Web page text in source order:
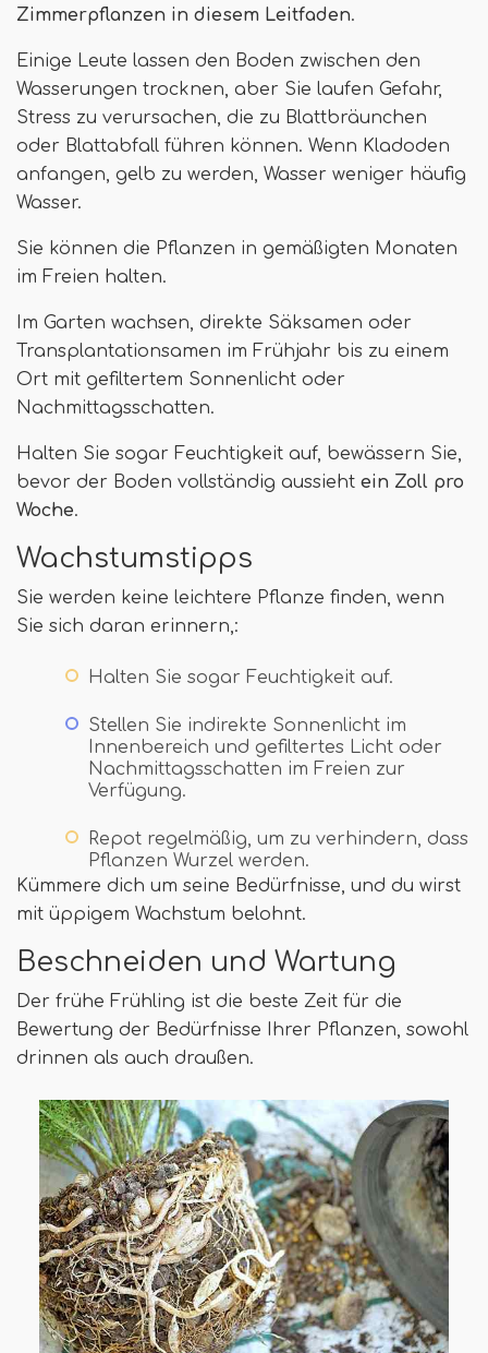
Zimmerpflanzen in diesem Leitfaden.
Einige Leute lassen den Boden zwischen den
Wasserungen trocknen, aber Sie laufen Gefahr,
Stress zu verursachen, die zu Blattbräunchen
oder Blattabfall führen können. Wenn Kladoden
anfangen, gelb zu werden, Wasser weniger häufig
Wasser.
Sie können die Pflanzen in gemäßigten Monaten
im Freien halten.
Im Garten wachsen, direkte Säksamen oder
Transplantationsamen im Frühjahr bis zu einem
Ort mit gefiltertem Sonnenlicht oder
Nachmittagsschatten.
Halten Sie sogar Feuchtigkeit auf, bewässern Sie,
bevor der Boden vollständig aussieht ein Zoll pro
Woche.
Wachstumstipps
Sie werden keine leichtere Pflanze finden, wenn
Sie sich daran erinnern,:
Halten Sie sogar Feuchtigkeit auf.
Stellen Sie indirekte Sonnenlicht im
Innenbereich und gefiltertes Licht oder
Nachmittagsschatten im Freien zur
Verfügung.
Repot regelmäßig, um zu verhindern, dass
Pflanzen Wurzel werden.
Kümmere dich um seine Bedürfnisse, und du wirst
mit üppigem Wachstum belohnt.
Beschneiden und Wartung
Der frühe Frühling ist die beste Zeit für die
Bewertung der Bedürfnisse Ihrer Pflanzen, sowohl
drinnen als auch draußen.